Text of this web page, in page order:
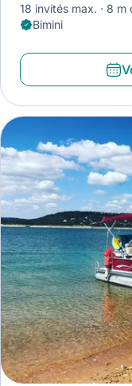
18 invités max. 8 m
Bimini